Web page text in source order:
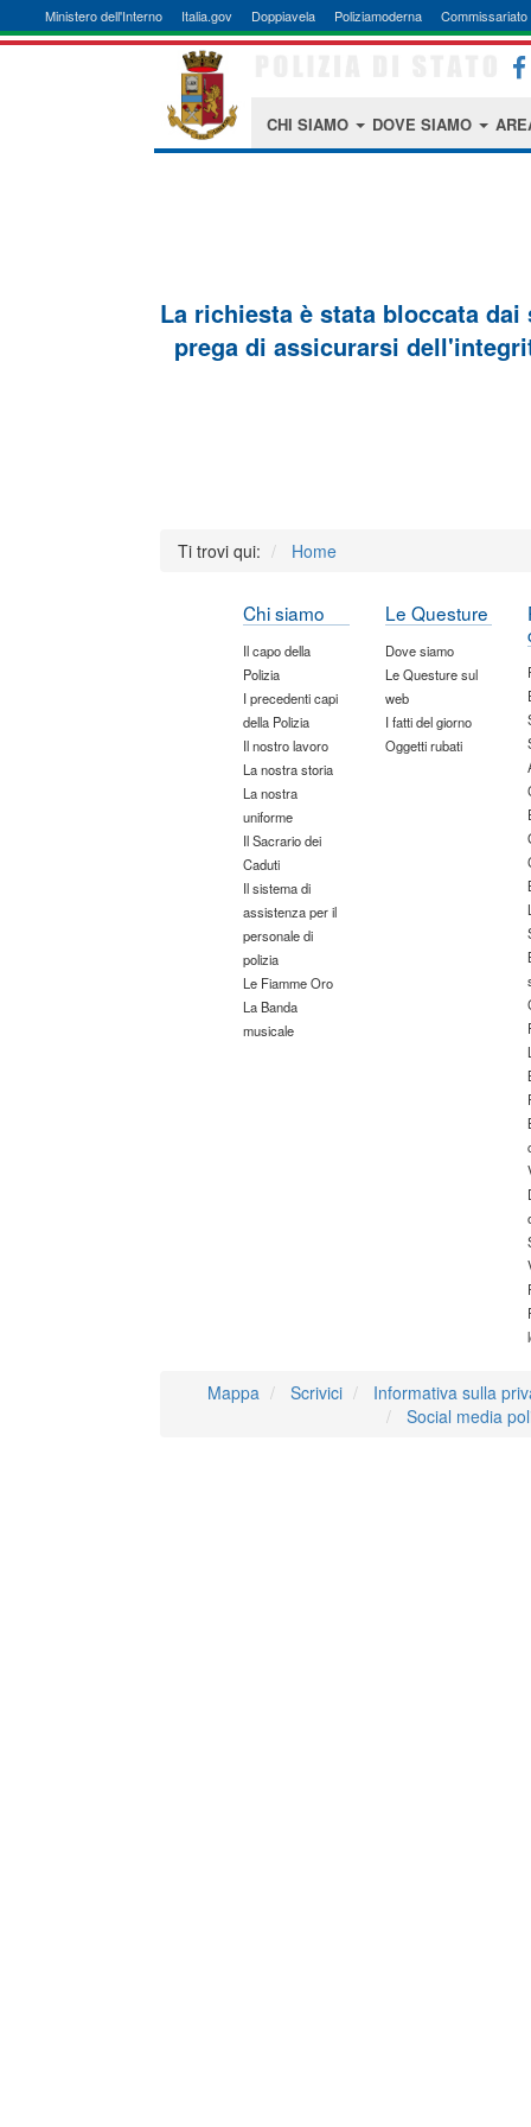
Ministero dell'Interno Italia.gov Doppiavela Poliziamoderna Commissariato
CHI SIAMO DOVE SIAMO
La richiesta è stata bloccata
prega di assicurarsi
Ti trovi qui: Home
Chi siamo
Il capo della
Polizia
I precedenti capi
della Polizia
Il nostro lavoro
La nostra storia
La nostra
uniforme
Il Sacrario dei
Caduti
Il sistema di
assistenza per il
personale di
polizia
Le Fiamme Oro
La Banda
musicale
Le Questure
Dove siamo
Le Questure sul
web
I fatti del giorno
Oggetti rubati
Mappa Scrivici
Informativa sulla
Social media